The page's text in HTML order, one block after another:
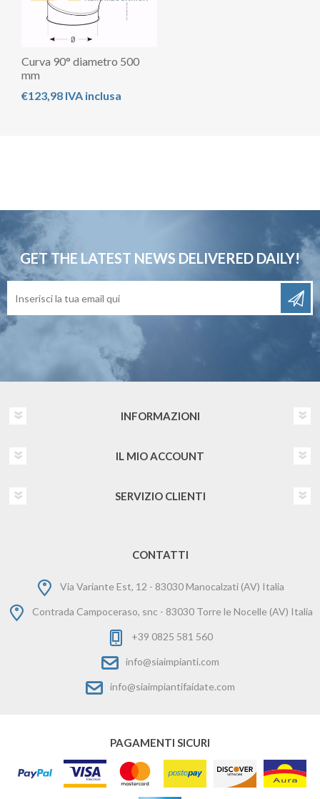
Curva 90° diametro 500
mm
€123,98 IVA inclusa
GET THE LATEST NEWS DELIVERED DAILY!
INFORMAZIONI
IL MIO ACCOUNT
SERVIZIO CLIENTI
CONTATTI
Via Variante Est, 12 - 83030 Manocalzati (AV) Italia
Contrada Campoceraso, snc - 83030 Torre le Nocelle (AV) Italia
+39 0825 581 560
info@siaimpianti.com
info@siaimpiantifaidate.com
PAGAMENTI SICURI